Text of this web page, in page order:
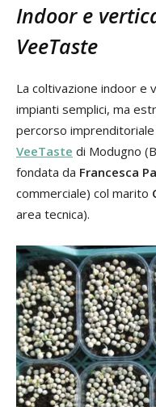
Indoor e
VeeTaste
La coltivazione indoor e
impianti semplici, ma
percorso imprenditoriale
VeeTaste di Modugno
fondata da Francesca
commerciale) col marito
area tecnica).